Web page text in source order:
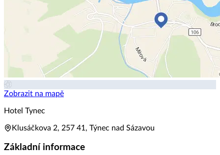
Zobrazit na mapě
Hotel Tynec
Klusáčkova 2, 257 41, Týnec nad Sázavou
Základní informace